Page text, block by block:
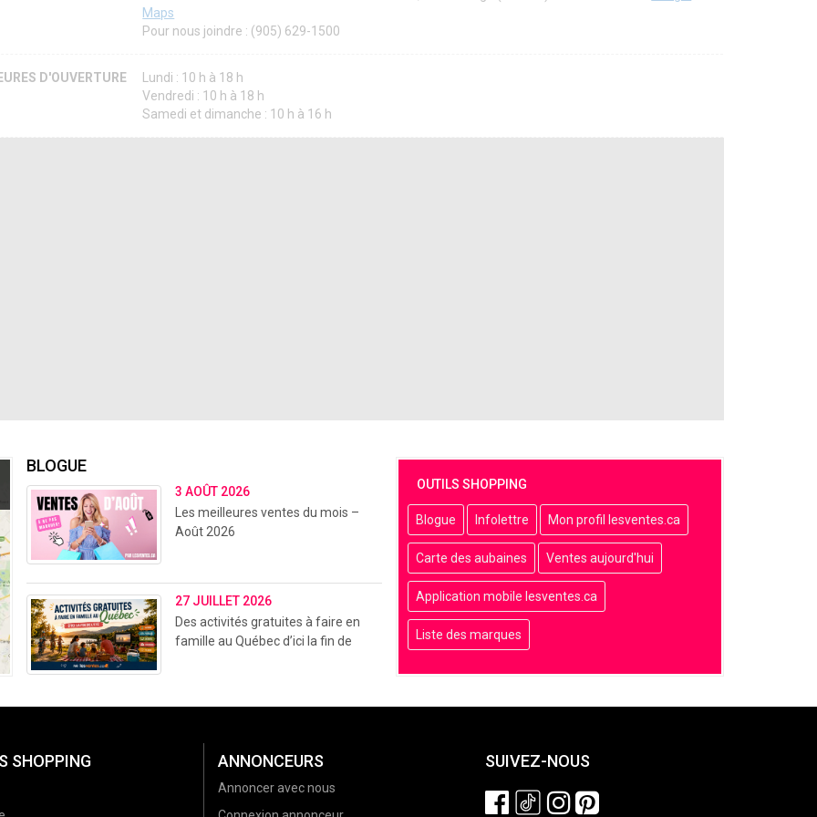
Maps
Pour nous joindre : (905) 629-1500
D'OUVERTURE
Lundi : 10 h à 18 h
Vendredi : 10 h à 18 h
Samedi et dimanche : 10 h à 16 h
OUTILS SHOPPING
Blogue Infolettre Mon profil lesventes.ca
Carte des aubaines Ventes aujourd'hui
Application mobile lesventes.ca
Liste des marques
BLOGUE
3 AOÛT 2026
Les meilleures ventes du mois –
Août 2026
27 JUILLET 2026
Des activités gratuites à faire en
famille au Québec d’ici la fin de
SHOPPING ANNONCEURS
Annoncer avec nous
SUIVEZ-NOUS